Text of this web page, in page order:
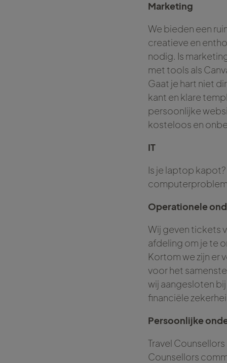
Marketing
We bieden een
creatieve en
nodig. Is
met tools als
Gaat je hart niet
kant en klare
persoonlijke
kosteloos en
IT
Is je laptop
Operationele
Wij geven tickets
afdeling om je te
Kortom we zijn er
voor het
wij aangesloten
financiële
Persoonlijke
Travel
Counsellors